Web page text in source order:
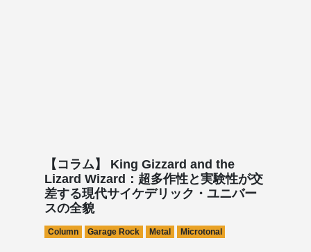
【コラム】 King Gizzard and the
Lizard Wizard：超多作性と実験性が交
差する現代サイケデリック・ユニバー
スの全貌
Column Garage Rock Metal Microtonal